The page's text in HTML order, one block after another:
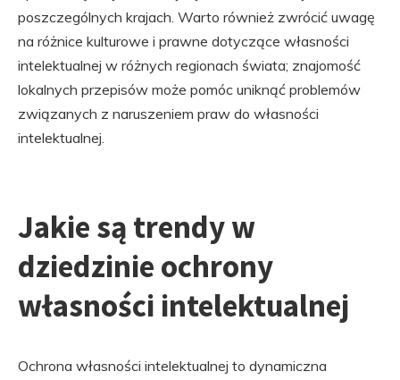
poszczególnych krajach. Warto również zwrócić uwagę
na różnice kulturowe i prawne dotyczące własności
intelektualnej w różnych regionach świata; znajomość
lokalnych przepisów może pomóc uniknąć problemów
związanych z naruszeniem praw do własności
intelektualnej.
Jakie są trendy w
dziedzinie ochrony
własności intelektualnej
Ochrona własności intelektualnej to dynamiczna